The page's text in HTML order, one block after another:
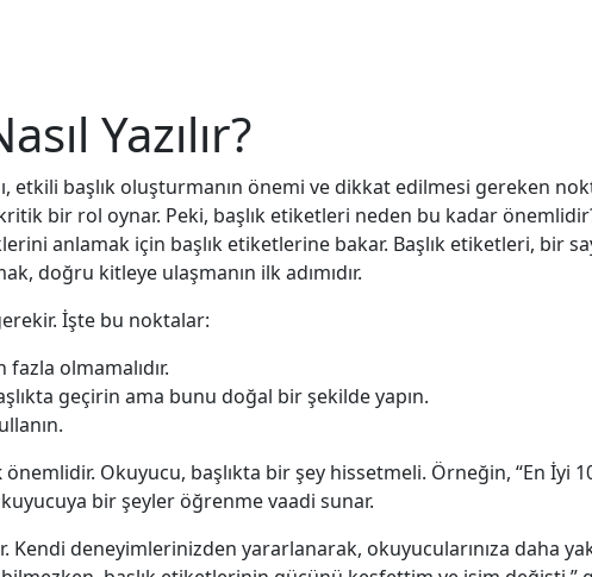
Yazılır?
etkili başlık oluşturmanın önemi ve dikkat edilmesi gereken
bir rol oynar. Peki, başlık etiketleri neden bu kadar
anlamak için başlık etiketlerine bakar. Başlık etiketleri, bir
doğru kitleye ulaşmanın ilk adımıdır.
İşte bu noktalar:
olmamalıdır.
geçirin ama bunu doğal bir şekilde yapın.
önemlidir. Okuyucu, başlıkta bir şey hissetmeli. Örneğin, “En İyi
bir şeyler öğrenme vaadi sunar.
deneyimlerinizden yararlanarak, okuyucularınıza daha